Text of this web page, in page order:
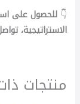
👇 للحصول على
الاستراتيجية،
منتجات